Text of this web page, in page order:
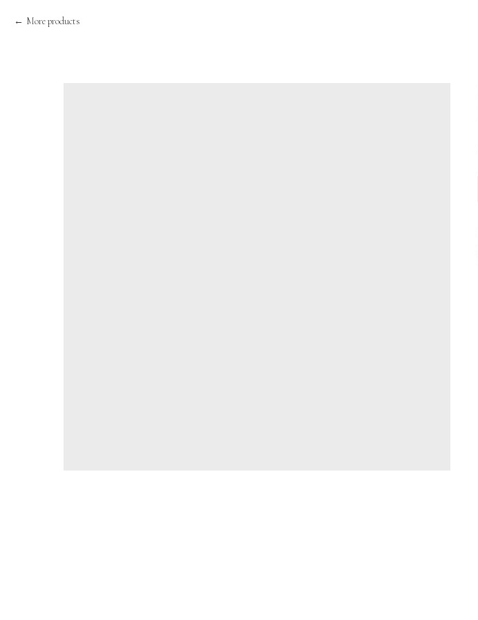
More products